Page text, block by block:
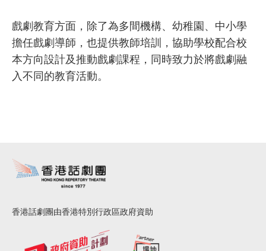
戲劇教育方面，除了為多間機構、幼稚園、中小學
擔任戲劇導師，也提供教師培訓，協助學校配合校
本方向設計及推動戲劇課程，同時致力於將戲劇融
入不同的教育活動。
香港話劇團由香港特別行政區政府資助